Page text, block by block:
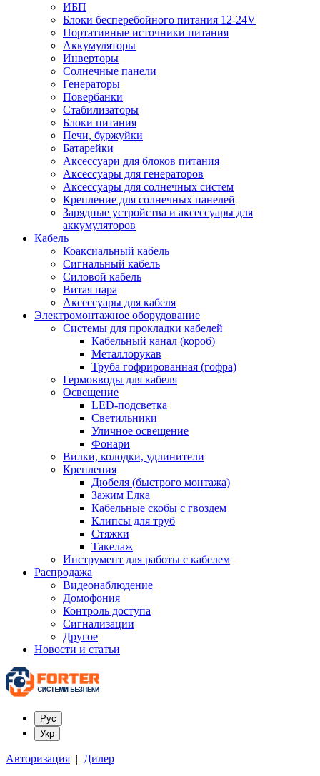
ИБП
Блоки бесперебойного питания 12-24V
Портативные источники питания
Аккумуляторы
Инверторы
Солнечные панели
Генераторы
Повербанки
Стабилизаторы
Блоки питания
Печи, буржуйки
Батарейки
Аксессуари для блоков питания
Аксессуары для генераторов
Аксессуары для солнечных систем
Крепление для солнечных панелей
Зарядные устройства и аксессуары для
аккумуляторов
Кабель
Коаксиальный кабель
Сигнальный кабель
Силовой кабель
Витая пара
Аксессуары для кабеля
Электромонтажное оборудование
Системы для прокладки кабелей
Кабельный канал (короб)
Металлорукав
Труба гофрированная (гофра)
Гермовводы для кабеля
Освещение
LED-подсветка
Светильники
Уличное освещение
Фонари
Вилки, колодки, удлинители
Крепления
Дюбеля (быстрого монтажа)
Зажим Елка
Кабельные скобы с гвоздем
Клипсы для труб
Стяжки
Такелаж
Инструмент для работы с кабелем
Распродажа
Видеонаблюдение
Домофония
Контроль доступа
Сигнализации
Другое
Новости и статьи
Рус
Укр
Авторизация | Дилер